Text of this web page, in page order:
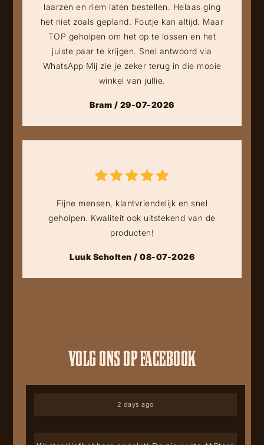
laarzen en riem laten bestellen. Helaas ging
het niet zoals gepland. Foutje kan altijd. Maar
TOP geholpen om het op te lossen en het
juiste paar te krijgen. Snel antwoord via
WhatsApp Mij zie je zeker terug in die mooie
winkel van jullie.
Bram / 29-07-2026
Fijne mensen, klantvriendelijk en snel
geholpen. Kwaliteit ook uitstekend van de
producten!
Luuk Scholten / 08-07-2026
VOLG ONS OP FACEBOOK
2 days ago